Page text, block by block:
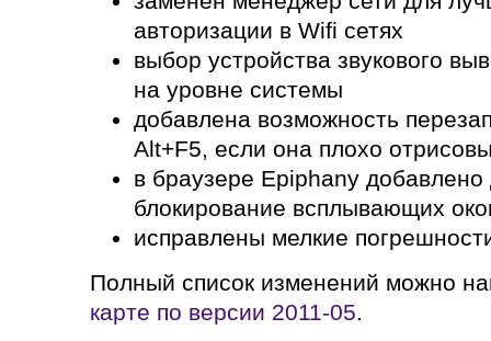
авторизации в Wifi сетях
выбор устройства звукового
на уровне системы
добавлена возможность
Alt+F5, если она плохо
в браузере Epiphany
блокирование всплывающих
исправлены мелкие
Полный список изменений можно
карте по версии 2011-05.